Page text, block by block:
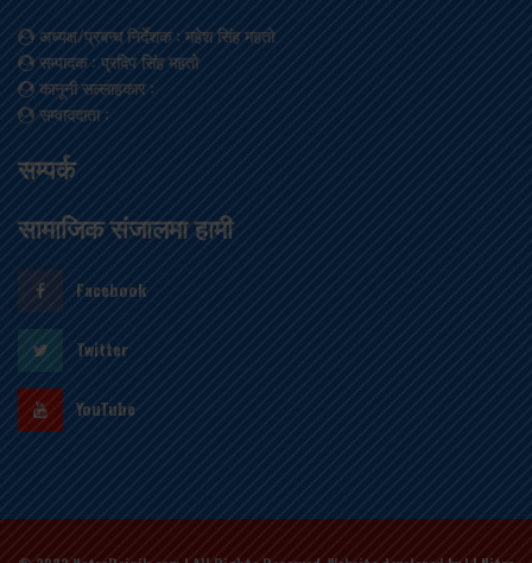
अध्यक्ष/प्रबन्ध निर्देशक: महेश सिंह महतो
सम्पादक: प्रदिप सिंह महतो
कानूनी सल्लाहकार:
सम्वाददाता:
सम्पर्क
सामाजिक संजालमा हामी
Facebook
Twitter
YouTube